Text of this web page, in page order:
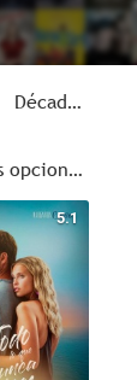
Década
Más opciones
5.1